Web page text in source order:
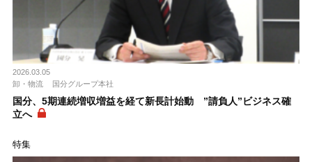
2026.03.05
卸・物流
国分グループ本社
国分、5期連続増収増益を経て新長計始動 ”請負人”ビジネス確
立へ
特集